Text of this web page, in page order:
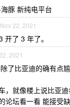
豚 新纯电平台
Nov 22, 2021
了 3 年了。
2021
了比亚迪的确有点
，就像楼上说比亚
论坛看一看 能接受